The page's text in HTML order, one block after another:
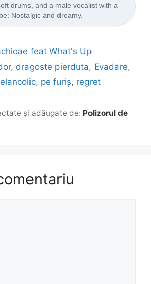
drums, and a male vocalist with a
Nostalgic and dreamy.
feat What's Up
, dragoste pierduta, Evadare,
, pe furiș, regret
și adăugate de: Polizorul de